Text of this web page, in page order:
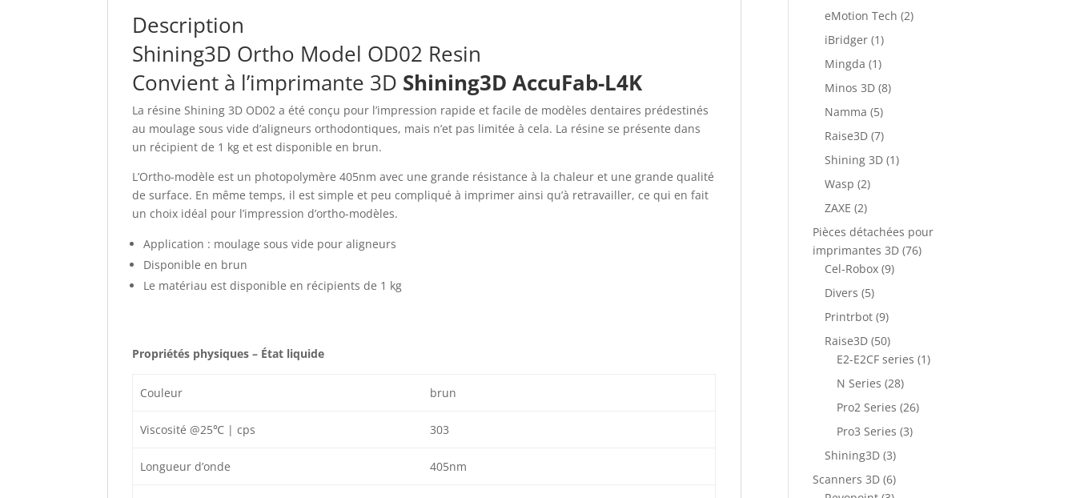
Description
Shining3D Ortho Model OD02 Resin
Convient à l’imprimante 3D Shining3D AccuFab-L4K
La résine Shining 3D OD02 a été conçu pour l’impression rapide et facile de modèles dentaires prédestinés
au moulage sous vide d’aligneurs orthodontiques, mais n’et pas limitée à cela. La résine se présente dans
un récipient de 1 kg et est disponible en brun.
L’Ortho-modèle est un photopolymère 405nm avec une grande résistance à la chaleur et une grande qualité
de surface. En même temps, il est simple et peu compliqué à imprimer ainsi qu’à retravailler, ce qui en fait
un choix idéal pour l’impression d’ortho-modèles.
Application : moulage sous vide pour aligneurs
Disponible en brun
Le matériau est disponible en récipients de 1 kg
Propriétés physiques – État liquide
Couleur brun
Viscosité @25℃ | cps 303
Longueur d’onde 405nm
eMotion Tech (2)
iBridger (1)
Mingda (1)
Minos 3D (8)
Namma (5)
Raise3D (7)
Shining 3D (1)
Wasp (2)
ZAXE (2)
Pièces détachées pour
imprimantes 3D (76)
Cel-Robox (9)
Divers (5)
Printrbot (9)
Raise3D (50)
E2-E2CF series (1)
N Series (28)
Pro2 Series (26)
Pro3 Series (3)
Shining3D (3)
Scanners 3D (6)